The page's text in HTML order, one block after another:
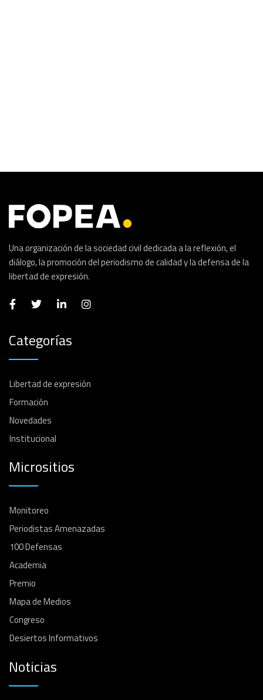
Una organización de la sociedad civil dedicada a la reflexión, el
diálogo, la promoción del periodismo de calidad y la defensa de la
libertad de expresión.
Categorías
Libertad de expresión
Formación
Novedades
Institucional
Micrositios
Monitoreo
Periodistas Amenazadas
100 Defensas
Academia
Premio
Mapa de Medios
Congreso
Desiertos Informativos
Noticias